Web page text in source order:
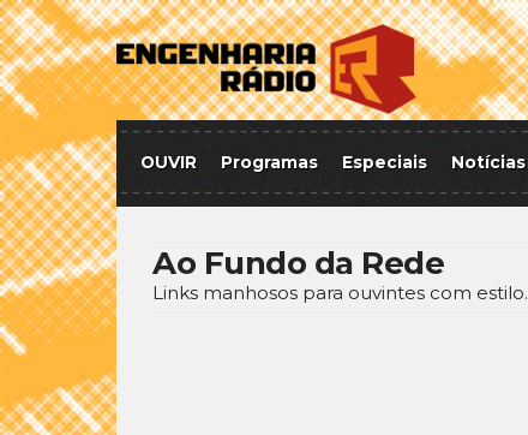
OUVIR Programas Especiais Notícias
Ao Fundo da Rede
Links manhosos para ouvintes com estilo.